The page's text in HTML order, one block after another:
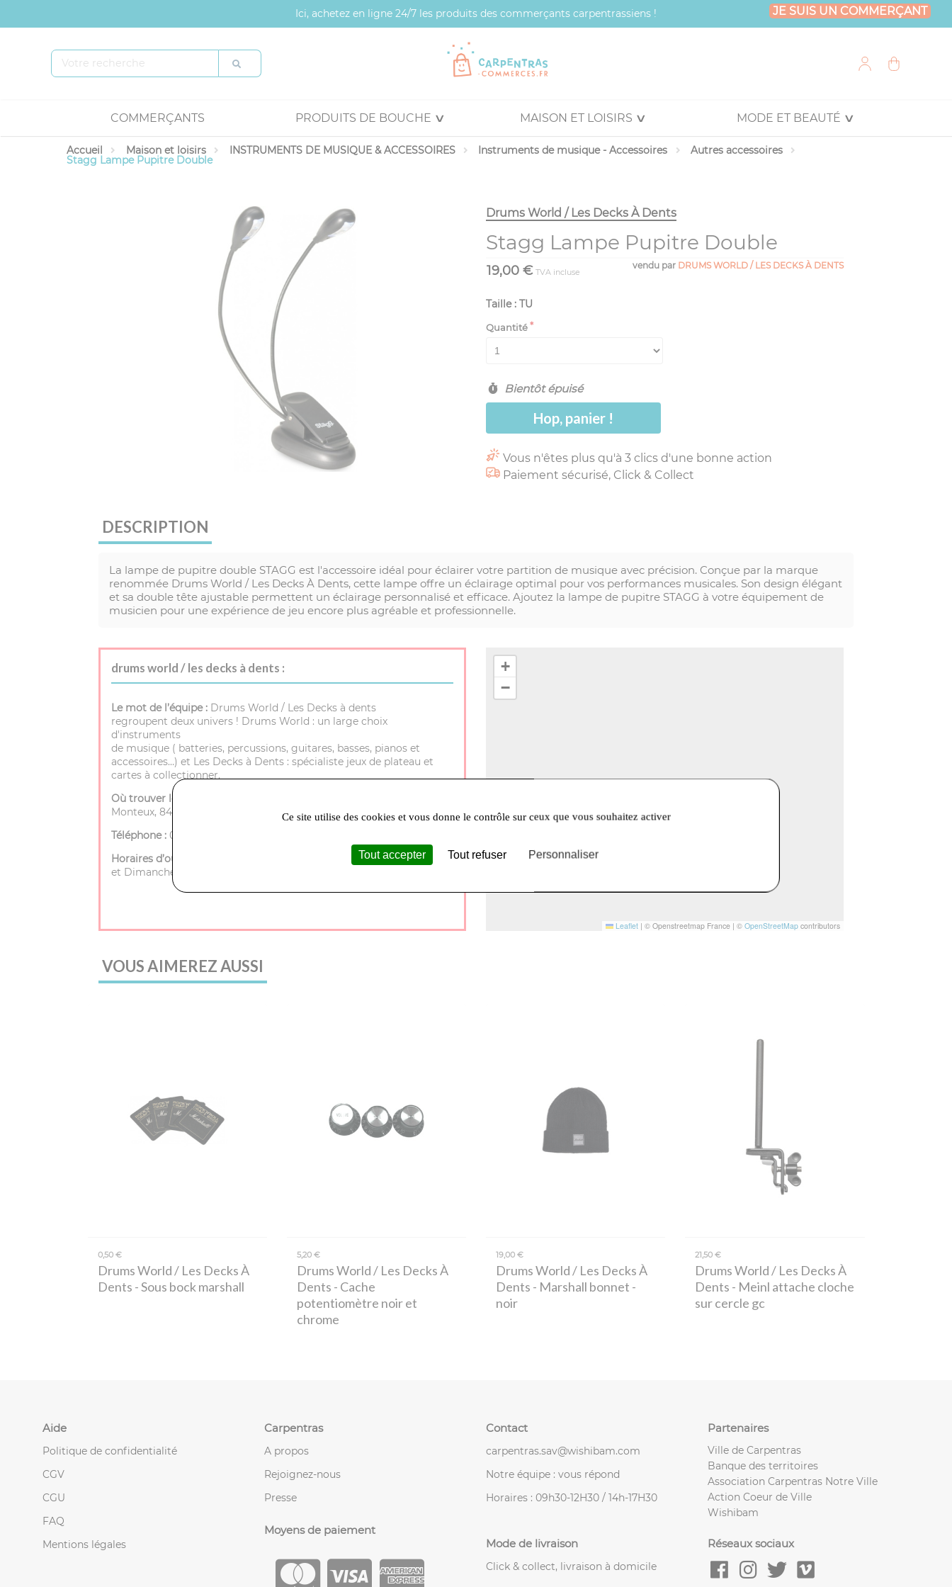
Ici, achetez en ligne 24/7 les produits des commerçants carpentrassiens ! JE SUIS UN COMMERÇANT
COMMERÇANTS PRODUITS DE BOUCHE MAISON ET LOISIRS MODE ET BEAUTÉ
Accueil Maison et loisirs INSTRUMENTS DE MUSIQUE & ACCESSOIRES Instruments de musique - Accessoires Autres accessoires
Stagg Lampe Pupitre Double
Drums World / Les Decks À Dents
Stagg Lampe Pupitre Double
vendu par DRUMS WORLD / LES DECKS À DENTS
19,00 € TVA incluse
Taille : TU
Quantité
Bientôt épuisé
Hop, panier !
Vous n'êtes plus qu'à 3 clics d'une bonne action
Paiement sécurisé, Click & Collect
DESCRIPTION
La lampe de pupitre double STAGG est l'accessoire idéal pour éclairer votre partition de musique avec précision. Conçue par la marque
renommée Drums World / Les Decks À Dents, cette lampe offre un éclairage optimal pour vos performances musicales. Son design élégant
et sa double tête ajustable permettent un éclairage personnalisé et efficace. Ajoutez la lampe de pupitre STAGG à votre équipement de
musicien pour une expérience de jeu encore plus agréable et professionnelle.
drums world / les decks à dents :
Le mot de l’équipe : Drums World / Les Decks à dents
regroupent deux univers ! Drums World : un large choix
d'instruments
de musique ( batteries, percussions, guitares, basses, pianos et
accessoires…) et Les Decks à Dents : spécialiste jeux de plateau et
cartes à collectionner.
Où trouver le magasin :
Monteux, 84200 Carpentras
Téléphone : 04 90 40 25 35
Horaires d’ouverture :
Mardi à Samedi - 9h30 à 12h et 14h à 18h Lundi
et Dimanche - Fermé
+
−
Leaflet | © Openstreetmap France | © OpenStreetMapcontributors
VOUS AIMEREZ AUSSI
0,50 €
Drums World / Les Decks À
Dents - Sous bock marshall
5,20 €
Drums World / Les Decks À
Dents - Cache
potentiomètre noir et
chrome
19,00 €
Drums World / Les Decks À
Dents - Marshall bonnet -
noir
21,50 €
Drums World / Les Decks À
Dents - Meinl attache cloche
sur cercle gc
Aide
Politique de confidentialité
CGV
CGU
FAQ
Mentions légales
Carpentras
A propos
Rejoignez-nous
Presse
Moyens de paiement
Contact
carpentras.sav@wishibam.com
Notre équipe : vous répond
Horaires : 09h30-12H30 / 14h-17H30
Mode de livraison
Click & collect, livraison à domicile
Partenaires
Ville de Carpentras
Banque des territoires
Association Carpentras Notre Ville
Action Coeur de Ville
Wishibam
Réseaux sociaux
Ce site utilise des cookies et vous donne le contrôle sur ceux que vous souhaitez activer
Tout accepter Tout refuser Personnaliser